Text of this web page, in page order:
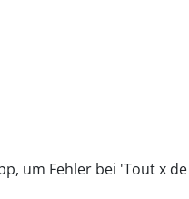
um Fehler bei 'Tout x